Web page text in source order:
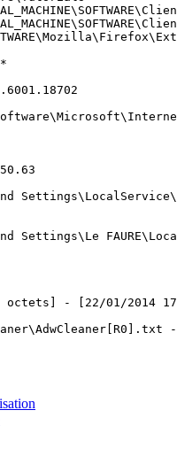
Settings\Le
octets] - [22/01/2014